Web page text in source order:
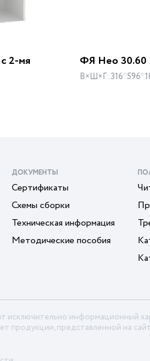
2-мя
ФЯ Нео 30.60
В×Ш×Г:
ДОКУМЕНТЫ
Сертификаты
Схемы сборки
Техническая информация
Методические пособия
исключительно информационный
продукции, представленной на